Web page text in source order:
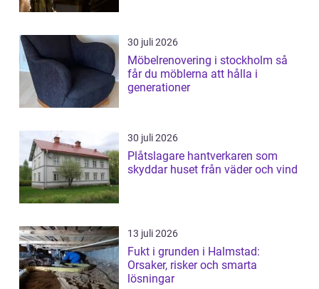
30 juli 2026
Möbelrenovering i stockholm så
får du möblerna att hålla i
generationer
30 juli 2026
Plåtslagare hantverkaren som
skyddar huset från väder och vind
13 juli 2026
Fukt i grunden i Halmstad:
Orsaker, risker och smarta
lösningar